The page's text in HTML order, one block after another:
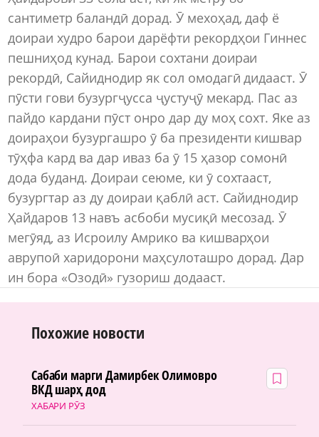
сантиметр баландӣ дорад. Ӯ мехоҳад, даф ё
доираи худро барои дарёфти рекордҳои Гиннес
пешниҳод кунад. Барои сохтани доираи
рекордӣ, Сайиднодир як сол омодагӣ дидааст. Ӯ
пӯсти гови бузургҷусса ҷустуҷӯ мекард. Пас аз
пайдо кардани пӯст онро дар ду моҳ сохт. Яке аз
доираҳои бузургашро ӯ ба президенти кишвар
тӯҳфа кард ва дар иваз ба ӯ 15 ҳазор сомонӣ
дода буданд. Доираи сеюме, ки ӯ сохтааст,
бузургтар аз ду доираи қаблӣ аст. Сайиднодир
Ҳайдаров 13 навъ асбоби мусиқӣ месозад. Ӯ
мегӯяд, аз Исроилу Амрико ва кишварҳои
аврупоӣ харидорони маҳсулоташро дорад. Дар
ин бора «Озодӣ» гузориш додааст.
Похожие новости
ХАБАРИ РӮЗ
Сабаби марги Дамирбек Олимовро
ВКД шарҳ дод